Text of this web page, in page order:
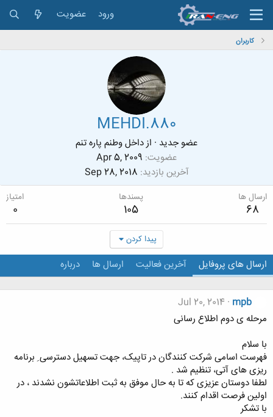
ورود عضویت
کاربران
MEHDI.880
عضو جدید · ازداخل وطنم پاره تنم
عضویت Apr 5, 2009
آخرین بازدید Sep 28, 2018
ارسال ها
68
پسندها
105
امتیاز
0
پیدا کردن
ارسال های پروفایل آخرین فعالیت ارسال ها درباره
mpb
Jul 20, 2014
مرحله ی دوم اطلاع رسانی
با سلام
فهرست اسامی شرکت کنندگان در تاپیک، جهت تسهیل دسترسی ِ برنامه
ریزی های آتی، تنظیم شد .
لطفا دوستان عزیزی که تا به حال موفق به ثبت اطلاعاتشون نشدند ، در
اولین فرصت اقدام کنند.
با تشکر